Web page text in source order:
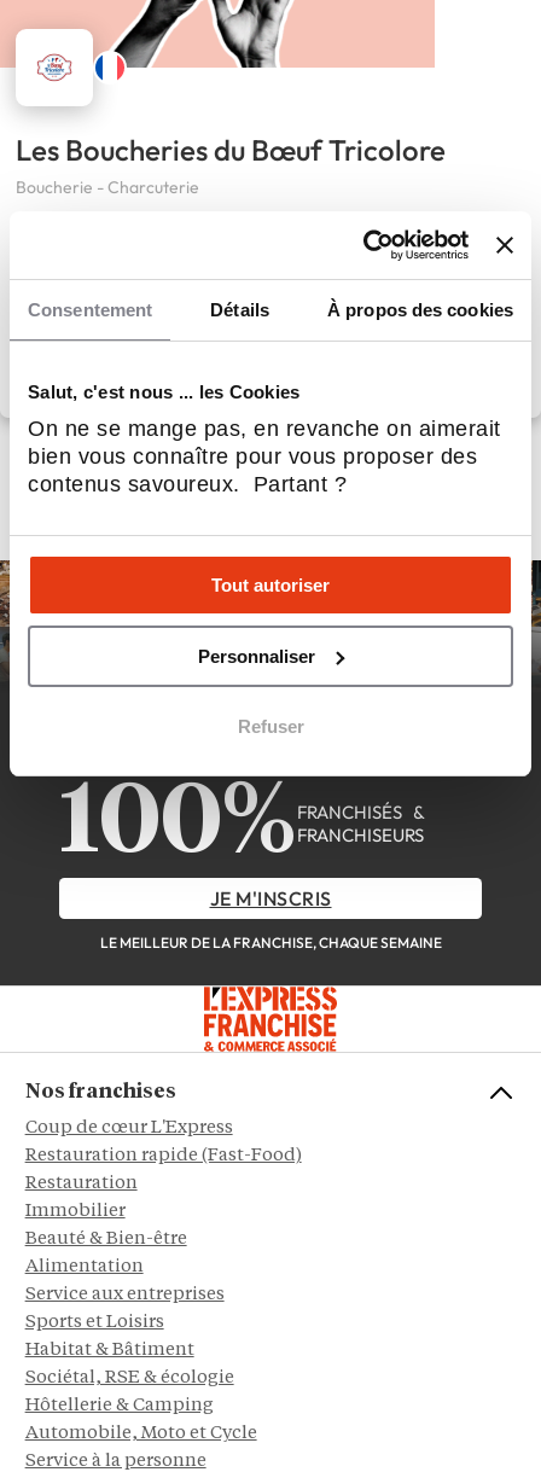
Consentement Détails À propos des cookies
Salut, c'est nous ... les Cookies
On ne se mange pas, en revanche on aimerait
bien vous connaître pour vous proposer des
contenus savoureux. Partant ?
Tout autoriser
Personnaliser
Refuser
Les Boucheries du Bœuf Tricolore
Boucherie - Charcuterie
DÉCOUVREZ LA NEWSLETTER
100% FRANCHISÉS &
FRANCHISEURS
JE M'INSCRIS
LE MEILLEUR DE LA FRANCHISE, CHAQUE SEMAINE
Nos franchises
Coup de cœur L'Express
Restauration rapide (Fast-Food)
Restauration
Immobilier
Beauté & Bien-être
Alimentation
Service aux entreprises
Sports et Loisirs
Habitat & Bâtiment
Sociétal, RSE & écologie
Hôtellerie & Camping
Automobile, Moto et Cycle
Service à la personne